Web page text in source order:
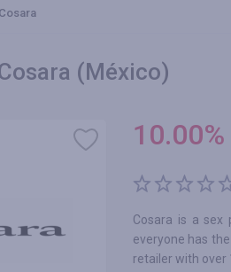
Cosara
(México)
10.00%
Cosara is a sex
everyone has
retailer with over